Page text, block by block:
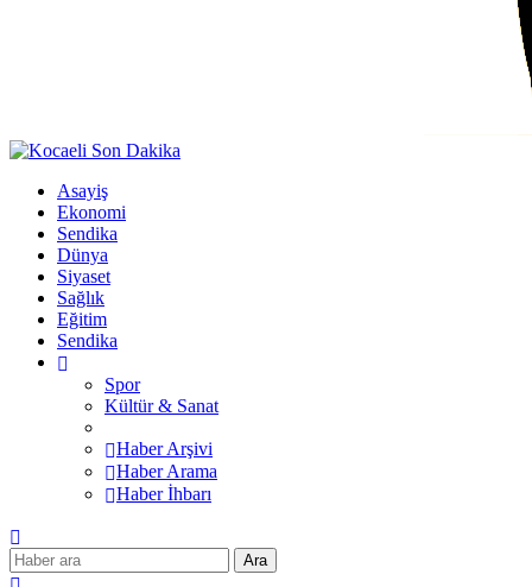
Asayiş
Ekonomi
Sendika
Dünya
Siyaset
Sağlık
Eğitim
Sendika
Spor
Kültür & Sanat
Haber Arşivi
Haber Arama
Haber İhbarı
Ara